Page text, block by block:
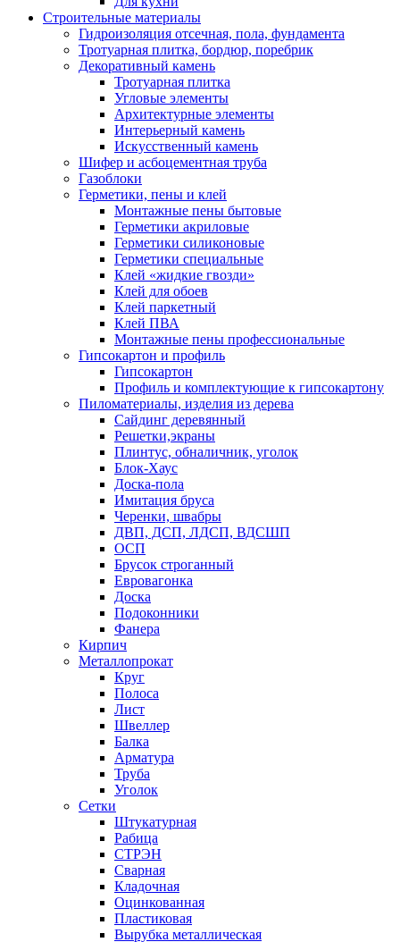
Строительные материалы
Гидроизоляция отсечная, пола, фундамента
Тротуарная плитка, бордюр, поребрик
Декоративный камень
Тротуарная плитка
Угловые элементы
Архитектурные элементы
Интерьерный камень
Искусственный камень
Шифер и асбоцементная труба
Газоблоки
Герметики, пены и клей
Монтажные пены бытовые
Герметики акриловые
Герметики силиконовые
Герметики специальные
Клей «жидкие гвозди»
Клей для обоев
Клей паркетный
Клей ПВА
Монтажные пены профессиональные
Гипсокартон и профиль
Гипсокартон
Профиль и комплектующие к гипсокартону
Пиломатериалы, изделия из дерева
Сайдинг деревянный
Решетки,экраны
Плинтус, обналичник, уголок
Блок-Хаус
Доска-пола
Имитация бруса
Черенки, швабры
ДВП, ДСП, ЛДСП, ВДСШП
ОСП
Брусок строганный
Евровагонка
Доска
Подоконники
Фанера
Кирпич
Металлопрокат
Круг
Полоса
Лист
Швеллер
Балка
Арматура
Труба
Уголок
Сетки
Штукатурная
Рабица
СТРЭН
Сварная
Кладочная
Оцинкованная
Пластиковая
Вырубка металлическая